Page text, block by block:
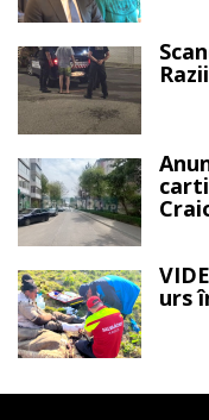
urs